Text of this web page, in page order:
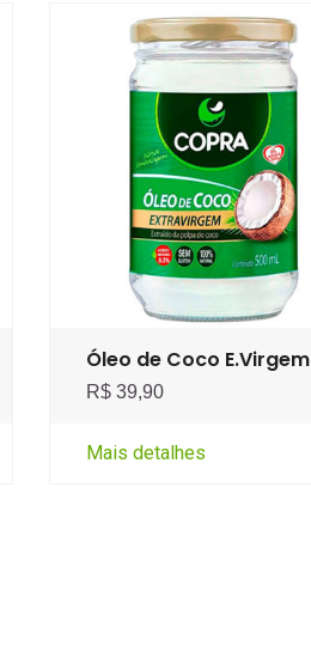
Óleo de Coco E.Virgem
R$ 39,90
Mais detalhes